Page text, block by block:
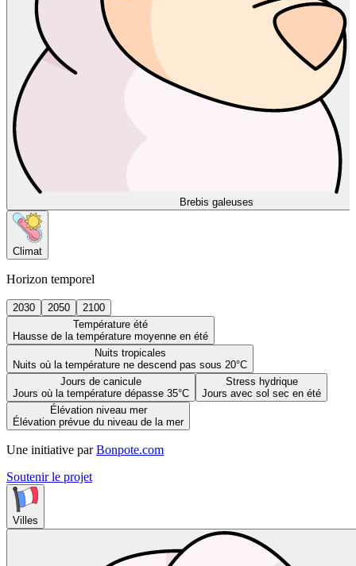
Brebis galeuses
Climat
Horizon temporel
2030 2050
2100
Température été
Hausse de la température moyenne en été
Nuits tropicales
Nuits où la température ne descend pas sous 20°C
Jours de canicule
Jours où la température dépasse 35°C
Stress hydrique
Jours avec sol sec en été
Élévation niveau mer
Élévation prévue du niveau de la mer
Une initiative par Bonpote.com
Soutenir le projet
Villes